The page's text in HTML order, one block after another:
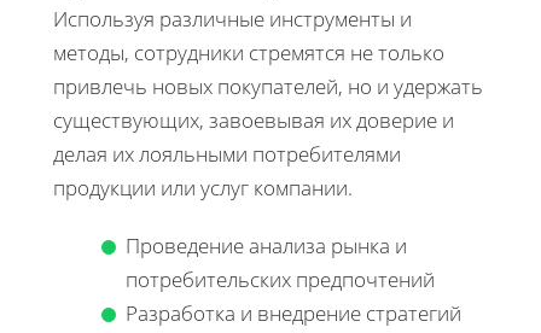
Используя различные инструменты и
методы, сотрудники стремятся не только
привлечь новых покупателей, но и удержать
существующих, завоевывая их доверие и
делая их лояльными потребителями
продукции или услуг компании.
Проведение анализа рынка и
потребительских предпочтений
Разработка и внедрение стратегий